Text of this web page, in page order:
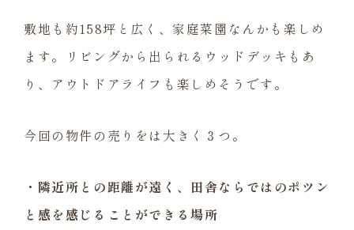
敷地も約158坪と広く、家庭菜園なんかも楽しめ
ます。リビングから出られるウッドデッキもあ
り、アウトドアライフも楽しめそうです。
今回の物件の売りをは大きく３つ。
・隣近所との距離が遠く、田舎ならではのポツン
と感を感じることができる場所